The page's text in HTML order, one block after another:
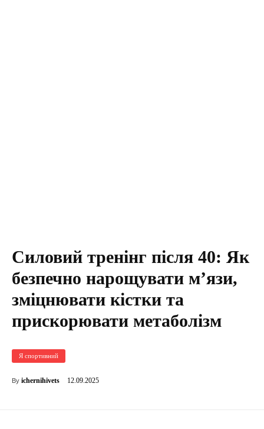
Силовий тренінг після 40: Як
безпечно нарощувати м’язи,
зміцнювати кістки та
прискорювати метаболізм
Я спортивний
By ichernihivets 12.09.2025